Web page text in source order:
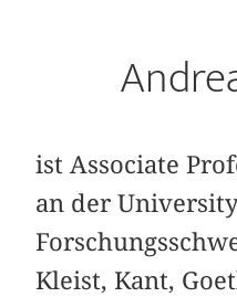
ist Associate
an der
Kleist, Kant,